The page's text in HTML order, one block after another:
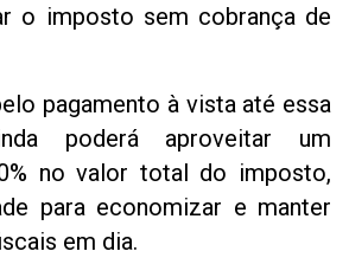
o imposto sem cobrança de
pagamento à vista até essa
poderá aproveitar um
no valor total do imposto,
para economizar e manter
em dia.